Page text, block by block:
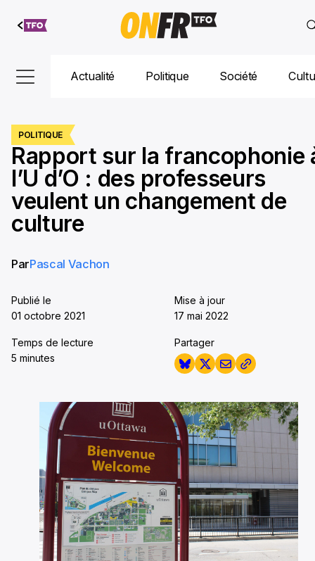
Aller au
contenu
Actualité Politique Société
POLITIQUE
Rapport sur la francophonie
l’U d’O : des professeurs
veulent un changement de
culture
ParPascal Vachon
Publié le
01 octobre 2021
Mise à jour
17 mai 2022
Temps de lecture
5 minutes
Partager